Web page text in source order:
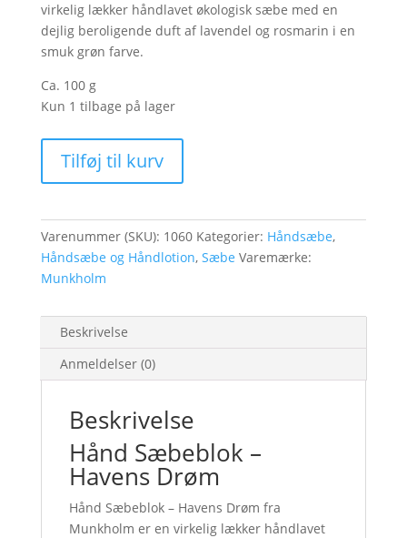
virkelig lækker håndlavet økologisk sæbe med en
dejlig beroligende duft af lavendel og rosmarin i en
smuk grøn farve.
Ca. 100 g
Kun 1 tilbage på lager
Sæbeblok
-
Drøm
antal
Tilføj til kurv
Varenummer (SKU): 1060 Kategorier: Håndsæbe,
Håndsæbe og Håndlotion, Sæbe Varemærke:
Munkholm
Beskrivelse
Anmeldelser (0)
Beskrivelse
Hånd Sæbeblok –
Havens Drøm
Hånd Sæbeblok – Havens Drøm fra
Munkholm er en virkelig lækker håndlavet